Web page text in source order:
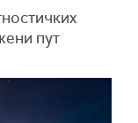
пут